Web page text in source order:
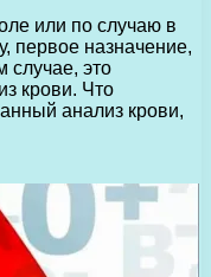
или по случаю в
первое назначение,
случае, это
крови. Что
анализ крови,